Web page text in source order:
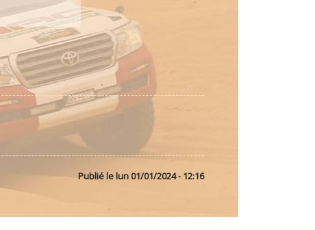
Publié lelun 01/01/2024 - 12:16